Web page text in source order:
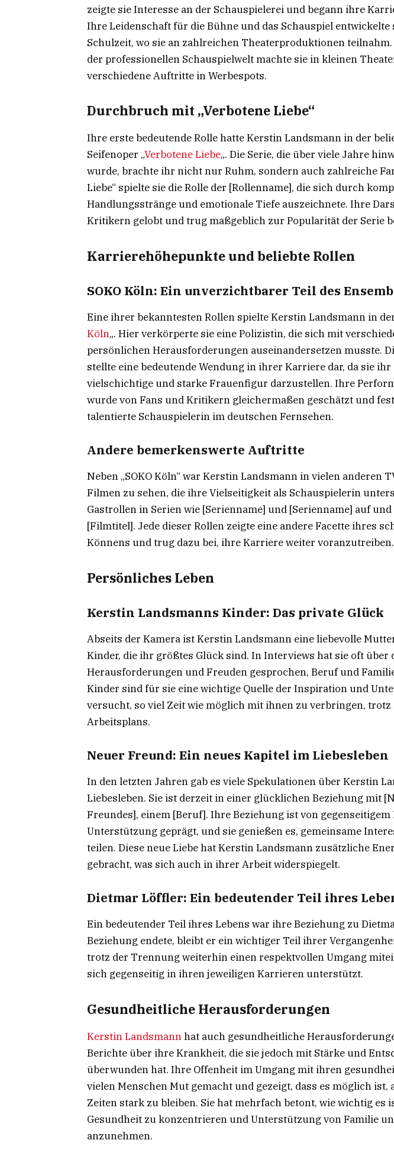
zeigte sie Interesse an der Schauspielerei und begann ihre
Ihre Leidenschaft für die Bühne und das Schauspiel
Schulzeit, wo sie an zahlreichen Theaterproduktionen
der professionellen Schauspielwelt machte sie in kleinen
verschiedene Auftritte in Werbespots.
Durchbruch mit „Verbotene Liebe“
Ihre erste bedeutende Rolle hatte Kerstin Landsmann in der
Seifenoper „Verbotene Liebe„. Die Serie, die über viele Jahre
wurde, brachte ihr nicht nur Ruhm, sondern auch zahlreiche
Liebe“ spielte sie die Rolle der [Rollenname], die sich durch
Handlungsstränge und emotionale Tiefe auszeichnete. Ihre
Kritikern gelobt und trug maßgeblich zur Popularität der Serie
Karrierehöhepunkte und beliebte Rollen
SOKO Köln: Ein unverzichtbarer Teil des
Eine ihrer bekanntesten Rollen spielte Kerstin Landsmann in
Köln„. Hier verkörperte sie eine Polizistin, die sich mit
persönlichen Herausforderungen auseinandersetzen musste.
stellte eine bedeutende Wendung in ihrer Karriere dar, da sie
vielschichtige und starke Frauenfigur darzustellen. Ihre
wurde von Fans und Kritikern gleichermaßen geschätzt und
talentierte Schauspielerin im deutschen Fernsehen.
Andere bemerkenswerte Auftritte
Neben „SOKO Köln“ war Kerstin Landsmann in vielen anderen
Filmen zu sehen, die ihre Vielseitigkeit als Schauspielerin
Gastrollen in Serien wie [Serienname] und [Serienname] auf
[Filmtitel]. Jede dieser Rollen zeigte eine andere Facette ihres
Könnens und trug dazu bei, ihre Karriere weiter voranzutreiben.
Persönliches Leben
Kerstin Landsmanns Kinder: Das private Glück
Abseits der Kamera ist Kerstin Landsmann eine liebevolle
Kinder, die ihr größtes Glück sind. In Interviews hat sie oft über
Herausforderungen und Freuden gesprochen, Beruf und
Kinder sind für sie eine wichtige Quelle der Inspiration und
versucht, so viel Zeit wie möglich mit ihnen zu verbringen,
Arbeitsplans.
Neuer Freund: Ein neues Kapitel im Liebesleben
In den letzten Jahren gab es viele Spekulationen über Kerstin
Liebesleben. Sie ist derzeit in einer glücklichen Beziehung mit
Freundes], einem [Beruf]. Ihre Beziehung ist von gegenseitigem
Unterstützung geprägt, und sie genießen es, gemeinsame
teilen. Diese neue Liebe hat Kerstin Landsmann zusätzliche
gebracht, was sich auch in ihrer Arbeit widerspiegelt.
Dietmar Löffler: Ein bedeutender Teil ihres
Ein bedeutender Teil ihres Lebens war ihre Beziehung zu
Beziehung endete, bleibt er ein wichtiger Teil ihrer
trotz der Trennung weiterhin einen respektvollen Umgang
sich gegenseitig in ihren jeweiligen Karrieren unterstützt.
Gesundheitliche Herausforderungen
Kerstin Landsmannhat auch gesundheitliche
Berichte über ihre Krankheit, die sie jedoch mit Stärke und
überwunden hat. Ihre Offenheit im Umgang mit ihren
vielen Menschen Mut gemacht und gezeigt, dass es möglich
Zeiten stark zu bleiben. Sie hat mehrfach betont, wie wichtig es
Gesundheit zu konzentrieren und Unterstützung von Familie
anzunehmen.